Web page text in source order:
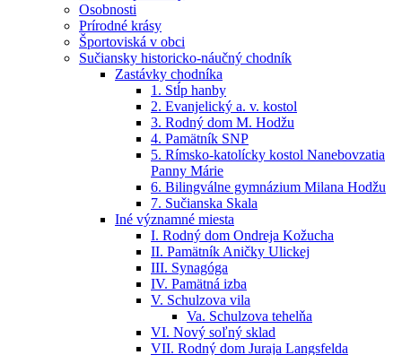
Osobnosti
Prírodné krásy
Športoviská v obci
Sučiansky historicko-náučný chodník
Zastávky chodníka
1. Stĺp hanby
2. Evanjelický a. v. kostol
3. Rodný dom M. Hodžu
4. Pamätník SNP
5. Rímsko-katolícky kostol Nanebovzatia
Panny Márie
6. Bilingválne gymnázium Milana Hodžu
7. Sučianska Skala
Iné významné miesta
I. Rodný dom Ondreja Kožucha
II. Pamätník Aničky Ulickej
III. Synagóga
IV. Pamätná izba
V. Schulzova vila
Va. Schulzova tehelňa
VI. Nový soľný sklad
VII. Rodný dom Juraja Langsfelda